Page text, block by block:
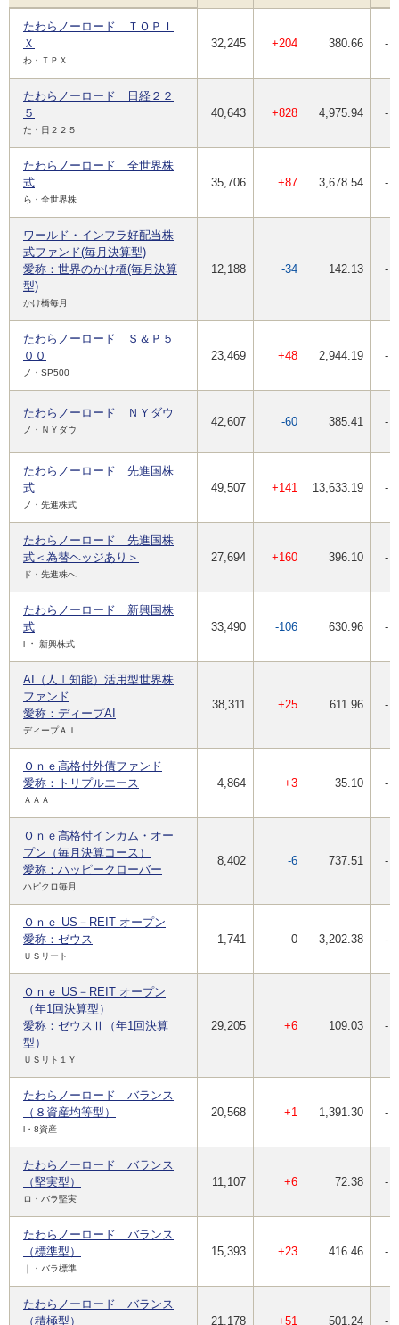
たわらノーロード ＴＯＰＩ
Ｘ
わ・ＴＰＸ
32,245 +204 380.66 -
たわらノーロード 日経２２
５
た・日２２５
40,643 +828 4,975.94 -
たわらノーロード 全世界株
式
ら・全世界株
35,706 +87 3,678.54 -
ワールド・インフラ好配当株
式ファンド(毎月決算型)
愛称：世界のかけ橋(毎月決算
型)
かけ橋毎月
12,188 -34 142.13 -
たわらノーロード Ｓ＆Ｐ５
００
ノ・SP500
23,469 +48 2,944.19 -
たわらノーロード ＮＹダウ
ノ・ＮＹダウ
42,607 -60 385.41 -
たわらノーロード 先進国株
式
ノ・先進株式
49,507 +141 13,633.19 -
たわらノーロード 先進国株
式＜為替ヘッジあり＞
ド・先進株へ
27,694 +160 396.10 -
たわらノーロード 新興国株
式
l ・ 新興株式
33,490 -106 630.96 -
AI（人工知能）活用型世界株
ファンド
愛称：ディープAI
ディープＡＩ
38,311 +25 611.96 -
Ｏｎｅ高格付外債ファンド
愛称：トリプルエース
ＡＡＡ
4,864 +3 35.10 -
Ｏｎｅ高格付インカム・オー
プン（毎月決算コース）
愛称：ハッピークローバー
ハピクロ毎月
8,402 -6 737.51 -
Ｏｎｅ US－REIT オープン
愛称：ゼウス
ＵＳリート
1,741 0 3,202.38 -
Ｏｎｅ US－REIT オープン
（年1回決算型）
愛称：ゼウスⅡ（年1回決算
型）
ＵＳリト１Ｙ
29,205 +6 109.03 -
たわらノーロード バランス
（８資産均等型）
l・8資産
20,568 +1 1,391.30 -
たわらノーロード バランス
（堅実型）
ロ・バラ堅実
11,107 +6 72.38 -
たわらノーロード バランス
（標準型）
｜・バラ標準
15,393 +23 416.46 -
たわらノーロード バランス
（積極型）
21,178 +51 501.24 -